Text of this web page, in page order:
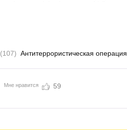
(107) Антитеррористическая операция
Мне нравится 59